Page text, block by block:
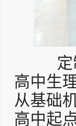
定
高中生
从基础
高中起